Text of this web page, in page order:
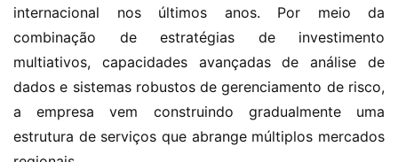
internacional nos últimos anos. Por meio da
combinação de estratégias de investimento
multiativos, capacidades avançadas de análise de
dados e sistemas robustos de gerenciamento de risco,
a empresa vem construindo gradualmente uma
estrutura de serviços que abrange múltiplos mercados